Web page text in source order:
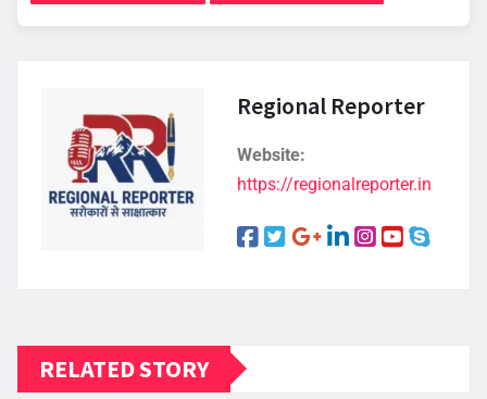
Regional Reporter
Website:
https://regionalreporter.in
RELATED STORY